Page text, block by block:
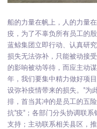
船的力量在帆上，人的力量
疫，为了不辜负所有员工的
蓝鲸集团立即行动、认真研
损失无法弥补，只能被动接
的影响被动等待，而应主动
年，我们要集中精力做好项
设弥补疫情带来的损失。"为
排，首当其冲的是员工的五
抗"疫"；各部门分头协调联
支持；主动联系相关县区，